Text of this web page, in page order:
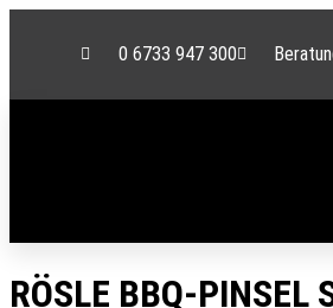
0 6733 947 300
RÖSLE BBQ-PINSEL